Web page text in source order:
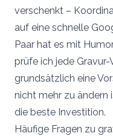
verschenkt –
auf eine schnelle
Paar hat es mit
prüfe ich jede
grundsätzlich eine
nicht mehr zu ändern
die beste Investition.
Häufige Fragen zu